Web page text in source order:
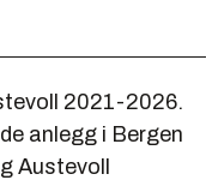
2021-2026.
anlegg i Bergen
Austevoll